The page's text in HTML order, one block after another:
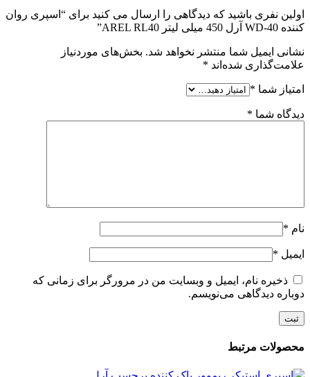
اولین نفری باشید که دیدگاهی را ارسال می کنید برای “اسپری روان
کننده WD-40 آرل 450 میلی لیتر AREL RL40”
نشانی ایمیل شما منتشر نخواهد شد. بخش‌های موردنیاز
علامت‌گذاری شده‌اند *
امتیاز شما *
دیدگاه شما *
نام *
ایمیل *
ذخیره نام، ایمیل و وبسایت من در مرورگر برای زمانی که
دوباره دیدگاهی می‌نویسم.
محصولات مرتبط